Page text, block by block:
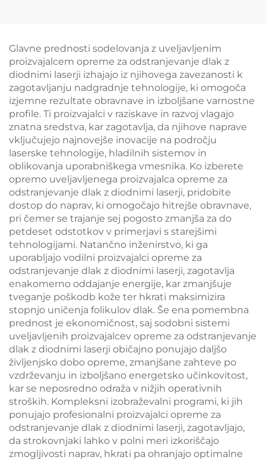
epidermalno zaščito,
neprekinjeno
brezkontaktno
uporabo v kliničnih
razmerah
Glavne prednosti sodelovanja z uveljavljenim
proizvajalcem opreme za odstranjevanje dlak z
diodnimi laserji izhajajo iz njihovega zavezanosti k
zagotavljanju nadgradnje tehnologije, ki omogoča
izjemne rezultate obravnave in izboljšane varnostne
profile. Ti proizvajalci v raziskave in razvoj vlagajo
znatna sredstva, kar zagotavlja, da njihove naprave
vključujejo najnovejše inovacije na področju
laserske tehnologije, hladilnih sistemov in
oblikovanja uporabniškega vmesnika. Ko izberete
opremo uveljavljenega proizvajalca opreme za
odstranjevanje dlak z diodnimi laserji, pridobite
dostop do naprav, ki omogočajo hitrejše obravnave,
pri čemer se trajanje sej pogosto zmanjša za do
petdeset odstotkov v primerjavi s starejšimi
tehnologijami. Natančno inženirstvo, ki ga
uporabljajo vodilni proizvajalci opreme za
odstranjevanje dlak z diodnimi laserji, zagotavlja
enakomerno oddajanje energije, kar zmanjšuje
tveganje poškodb kože ter hkrati maksimizira
stopnjo uničenja folikulov dlak. Še ena pomembna
prednost je ekonomičnost, saj sodobni sistemi
uveljavljenih proizvajalcev opreme za odstranjevanje
dlak z diodnimi laserji običajno ponujajo daljšo
življenjsko dobo opreme, zmanjšane zahteve po
vzdrževanju in izboljšano energetsko učinkovitost,
kar se neposredno odraža v nižjih operativnih
stroških. Kompleksni izobraževalni programi, ki jih
ponujajo profesionalni proizvajalci opreme za
odstranjevanje dlak z diodnimi laserji, zagotavljajo,
da strokovnjaki lahko v polni meri izkoriščajo
zmogljivosti naprav, hkrati pa ohranjajo optimalne